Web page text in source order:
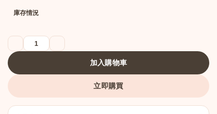
庫存情況
加入購物車
立即購買